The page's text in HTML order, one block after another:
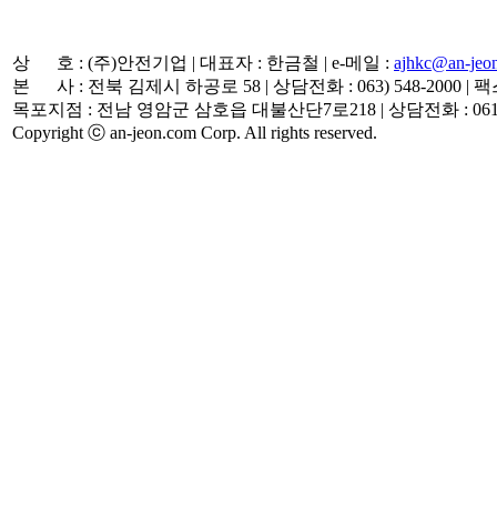
상 호 : (주)안전기업 | 대표자 : 한금철 | e-메일 : ajhkc@an-
본 사 : 전북 김제시 하공로 58 | 상담전화 : 063) 548-2000 | 팩
목포지점 : 전남 영암군 삼호읍 대불산단7로218 | 상담전화 :
Copyright ⓒ an-jeon.com Corp. All rights reserved.